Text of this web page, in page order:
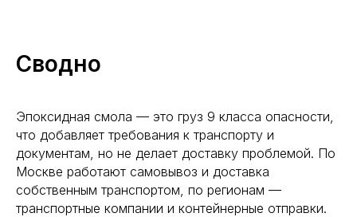
Сводно
Эпоксидная смола — это груз 9 класса опасности,
что добавляет требования к транспорту и
документам, но не делает доставку проблемой. По
Москве работают самовывоз и доставка
собственным транспортом, по регионам —
транспортные компании и контейнерные отправки.